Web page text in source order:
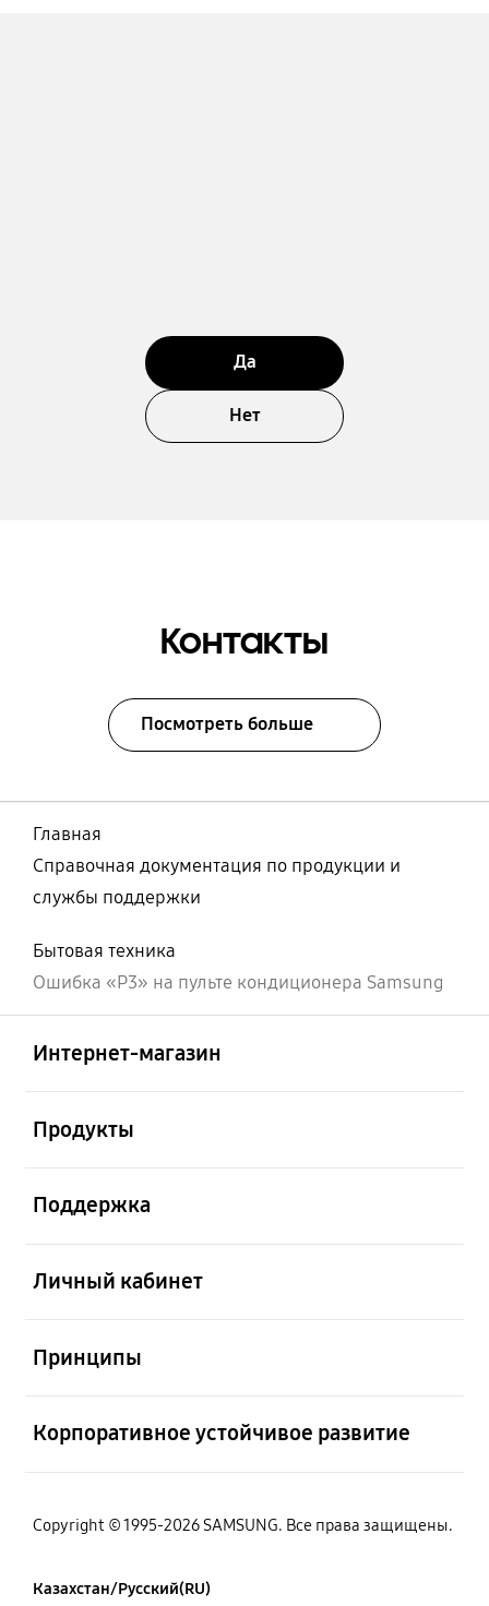
Да
Нет
Контакты
Посмотреть больше
Главная
Справочная документация по продукции и
службы поддержки
Бытовая техника
Ошибка «P3» на пульте кондиционера Samsung
Интернет-магазин
Продукты
Поддержка
Личный кабинет
Принципы
Корпоративное устойчивое развитие
Copyright © 1995-2026 SAMSUNG. Все права защищены.
Казахстан/Русский(RU)